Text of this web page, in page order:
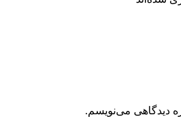
دیدگاهی می‌نویسم.